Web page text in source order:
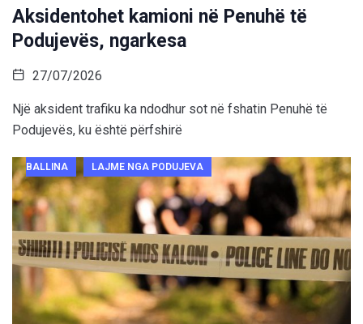
Aksidentohet kamioni në Penuhë të
Podujevës, ngarkesa
27/07/2026
Një aksident trafiku ka ndodhur sot në fshatin Penuhë të
Podujevës, ku është përfshirë
BALLINA LAJME NGA PODUJEVA